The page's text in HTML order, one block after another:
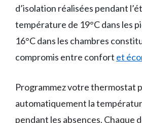
d’isolation réalisées pendant
température de 19°C dans les
16°C dans les chambres
compromis entre confort et
Programmez votre thermostat
automatiquement la
pendant les absences. Chaque